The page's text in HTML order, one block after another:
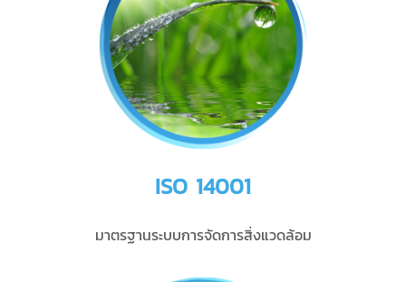
ISO 14001
มาตรฐานระบบการจัดการสิ่งแวดล้อม